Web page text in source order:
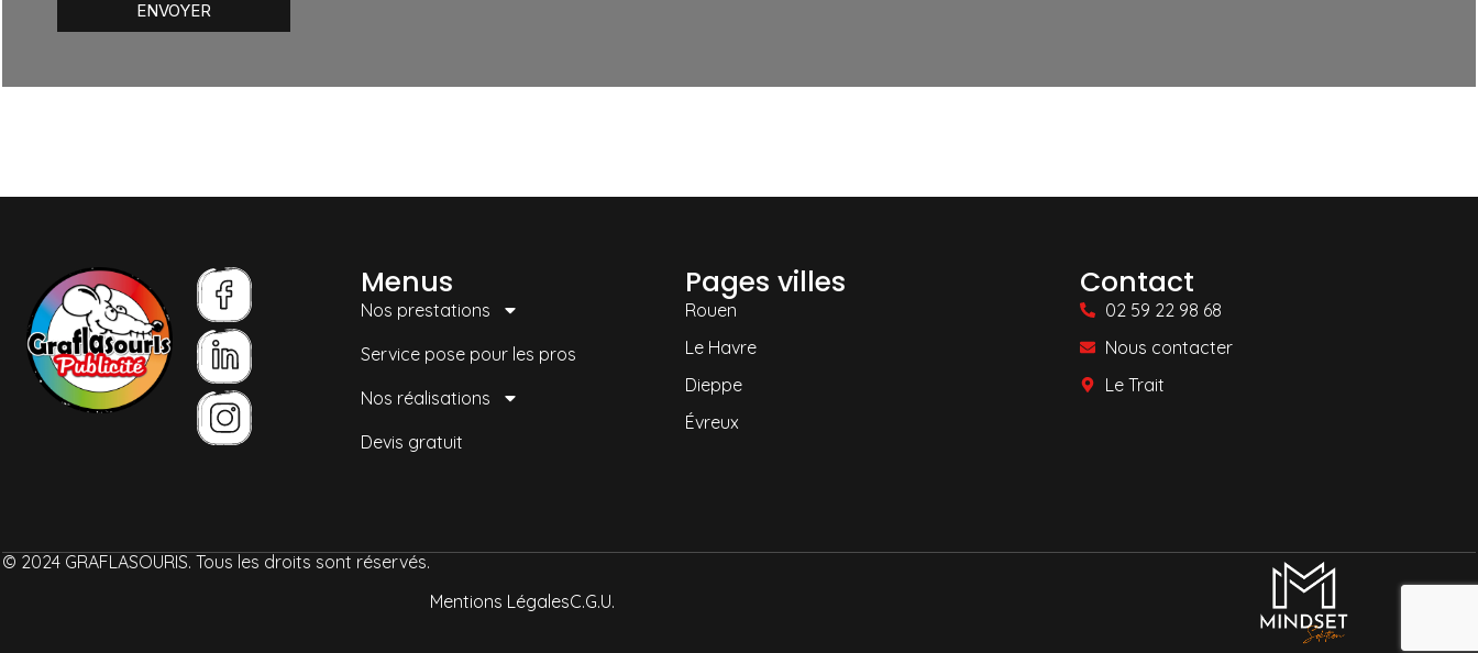
Menus
Nos prestations
Service pose pour les pros
Nos réalisations
Devis gratuit
Pages villes
Rouen
Le Havre
Dieppe
Évreux
Contact
02 59 22 98 68
Nous contacter
Le Trait
© 2024 GRAFLASOURIS. Tous les droits sont réservés.
Mentions LégalesC.G.U.